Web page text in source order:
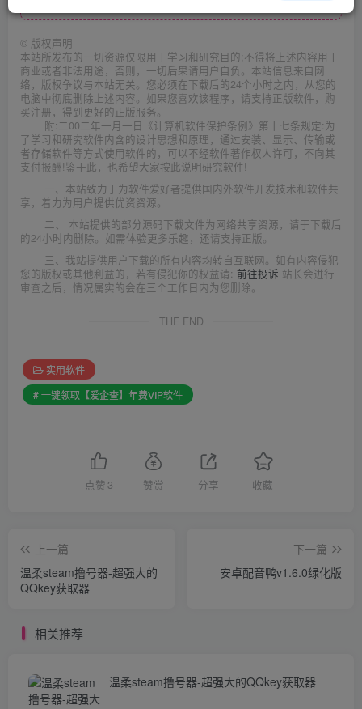
© 版权声明
本站所发布的一切资源仅限用于学习和研究目的;不得将上述内容用于
商业或者非法用途，否则，一切后果请用户自负。本站信息来自网
络，版权争议与本站无关。您必须在下载后的24个小时之内，从您的
电脑中彻底删除上述内容。如果您喜欢该程序，请支持正版软件，购
买注册，得到更好的正版服务。
附:二00二年一月一日《计算机软件保护条例》第十七条规定:为
了学习和研究软件内含的设计思想和原理，通过安装、显示、传输或
者存储软件等方式使用软件的，可以不经软件著作权人许可，不向其
支付报酬!鉴于此，也希望大家按此说明研究软件!
一、本站致力于为软件爱好者提供国内外软件开发技术和软件共
享，着力为用户提供优资资源。
二、 本站提供的部分源码下载文件为网络共享资源，请于下载后
的24小时内删除。如需体验更多乐趣，还请支持正版。
三、我站提供用户下载的所有内容均转自互联网。如有内容侵犯
您的版权或其他利益的，若有侵犯你的权益请: 前往投诉 站长会进行
审查之后，情况属实的会在三个工作日内为您删除。
THE END
实用软件
# 一键领取【爱企查】年费VIP软件
点赞 3 赞赏 分享 收藏
上一篇
温柔steam撸号器-超强大的
QQkey获取器
下一篇
安卓配音鸭v1.6.0绿化版
相关推荐
温柔steam撸号器-超强大的QQkey获取器